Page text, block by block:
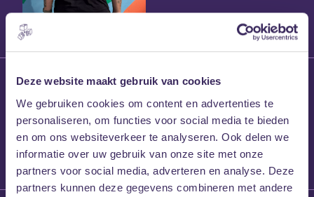
Deze website maakt gebruik van cookies
We gebruiken cookies om content en advertenties te
personaliseren, om functies voor social media te bieden
en om ons websiteverkeer te analyseren. Ook delen we
informatie over uw gebruik van onze site met onze
partners voor social media, adverteren en analyse. Deze
partners kunnen deze gegevens combineren met andere
27 maart 2026
Willem’s Blog:
Frans Kalf